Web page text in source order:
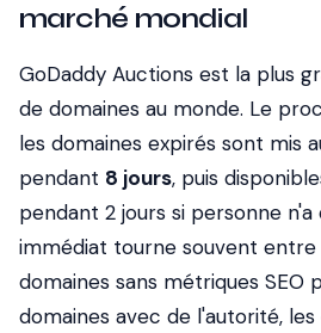
marché mondial
GoDaddy Auctions est la plus
de domaines au monde. Le
les domaines expirés sont mis
pendant 8 jours, puis
pendant 2 jours si personne n'a
immédiat tourne souvent
domaines sans métriques SEO
domaines avec de l'autorité,